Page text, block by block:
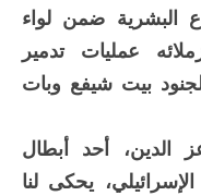
البشرية ضمن لواء
عمليات تدمير
بيت شيفع وبات
الدين، أحد أبطال
يحكى لنا